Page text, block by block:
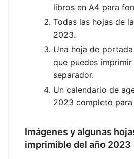
libros en A4 para
Todas las hojas de
2023.
Una hoja de
que puedes
separador.
Un calendario de
2023 completo para
Imágenes y algunas
imprimible del año 2023